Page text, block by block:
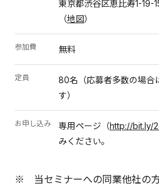
東京都渋谷区恵比寿1-
（地図）
参加費 無料
定員
80名（応募者多数の場合
す）
お申し込み 専用ページ（http://bit.ly/
みください。
※ 当セミナーへの同業他社の